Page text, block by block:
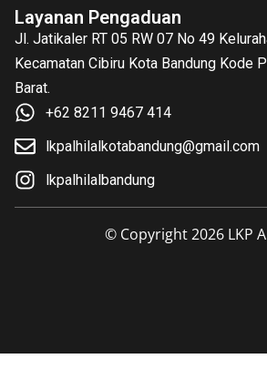
Layanan Pengaduan
Jl. Jatikaler RT 05 RW 07 No 49
Kecamatan Cibiru Kota Bandung Kode
Barat.
+62 8211 9467 414
lkpalhilalkotabandung@gmail.com
lkpalhilalbandung
© Copyright 2026 LKP